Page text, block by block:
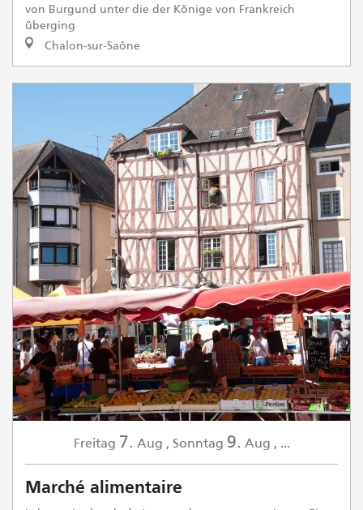
von Burgund unter die der Könige von Frankreich
überging
Chalon-sur-Saône
Freitag 7. Aug , Sonntag 9. Aug , ...
Marché alimentaire